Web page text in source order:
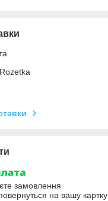
замовлення
на вашу картку